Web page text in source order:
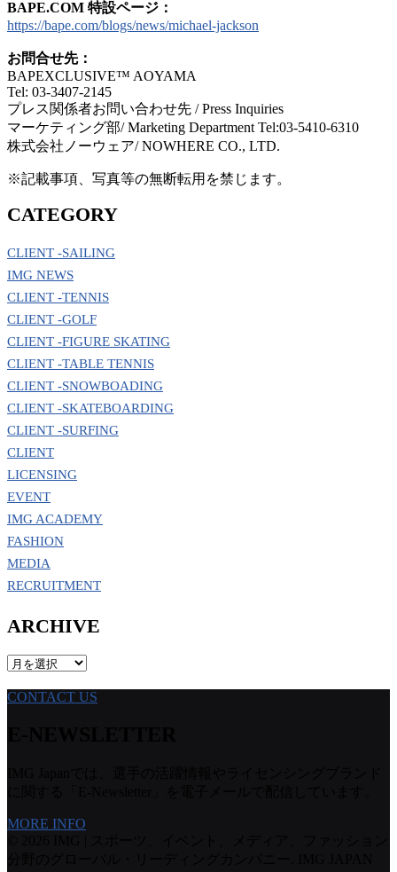
BAPE.COM 特設ページ：
https://bape.com/blogs/news/michael-jackson
お問合せ先：
BAPEXCLUSIVE™ AOYAMA
Tel: 03-3407-2145
プレス関係者お問い合わせ先 / Press Inquiries
マーケティング部/ Marketing Department Tel:03-5410-6310
株式会社ノーウェア/ NOWHERE CO., LTD.
※記載事項、写真等の無断転用を禁じます。
CATEGORY
CLIENT -SAILING
IMG NEWS
CLIENT -TENNIS
CLIENT -GOLF
CLIENT -FIGURE SKATING
CLIENT -TABLE TENNIS
CLIENT -SNOWBOADING
CLIENT -SKATEBOARDING
CLIENT -SURFING
CLIENT
LICENSING
EVENT
IMG ACADEMY
FASHION
MEDIA
RECRUITMENT
ARCHIVE
ARCHIVE
CONTACT US
MORE INFO